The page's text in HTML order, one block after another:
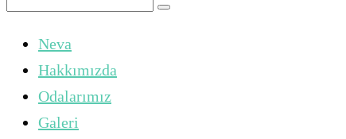
Neva
Hakkımızda
Odalarımız
Galeri